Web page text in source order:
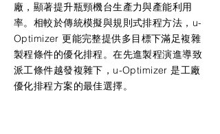
廠，顯著提升瓶頸機台生產力與產能利用
率。相較於傳統模擬與規則式排程方法，u-
Optimizer 更能完整提供多目標下滿足複雜
製程條件的優化排程。在先進製程演進導致
派工條件越發複雜下，u-Optimizer 是工廠
優化排程方案的最佳選擇。